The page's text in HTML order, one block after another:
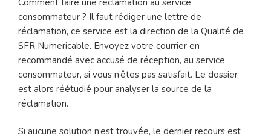
consommateur ? Il faut rédiger une lettre de
réclamation, ce service est la direction de la Qualité de
SFR Numericable. Envoyez votre courrier en
recommandé avec accusé de réception, au service
consommateur, si vous n’êtes pas satisfait. Le dossier
est alors réétudié pour analyser la source de la
réclamation.
Si aucune solution n’est trouvée, le dernier recours est